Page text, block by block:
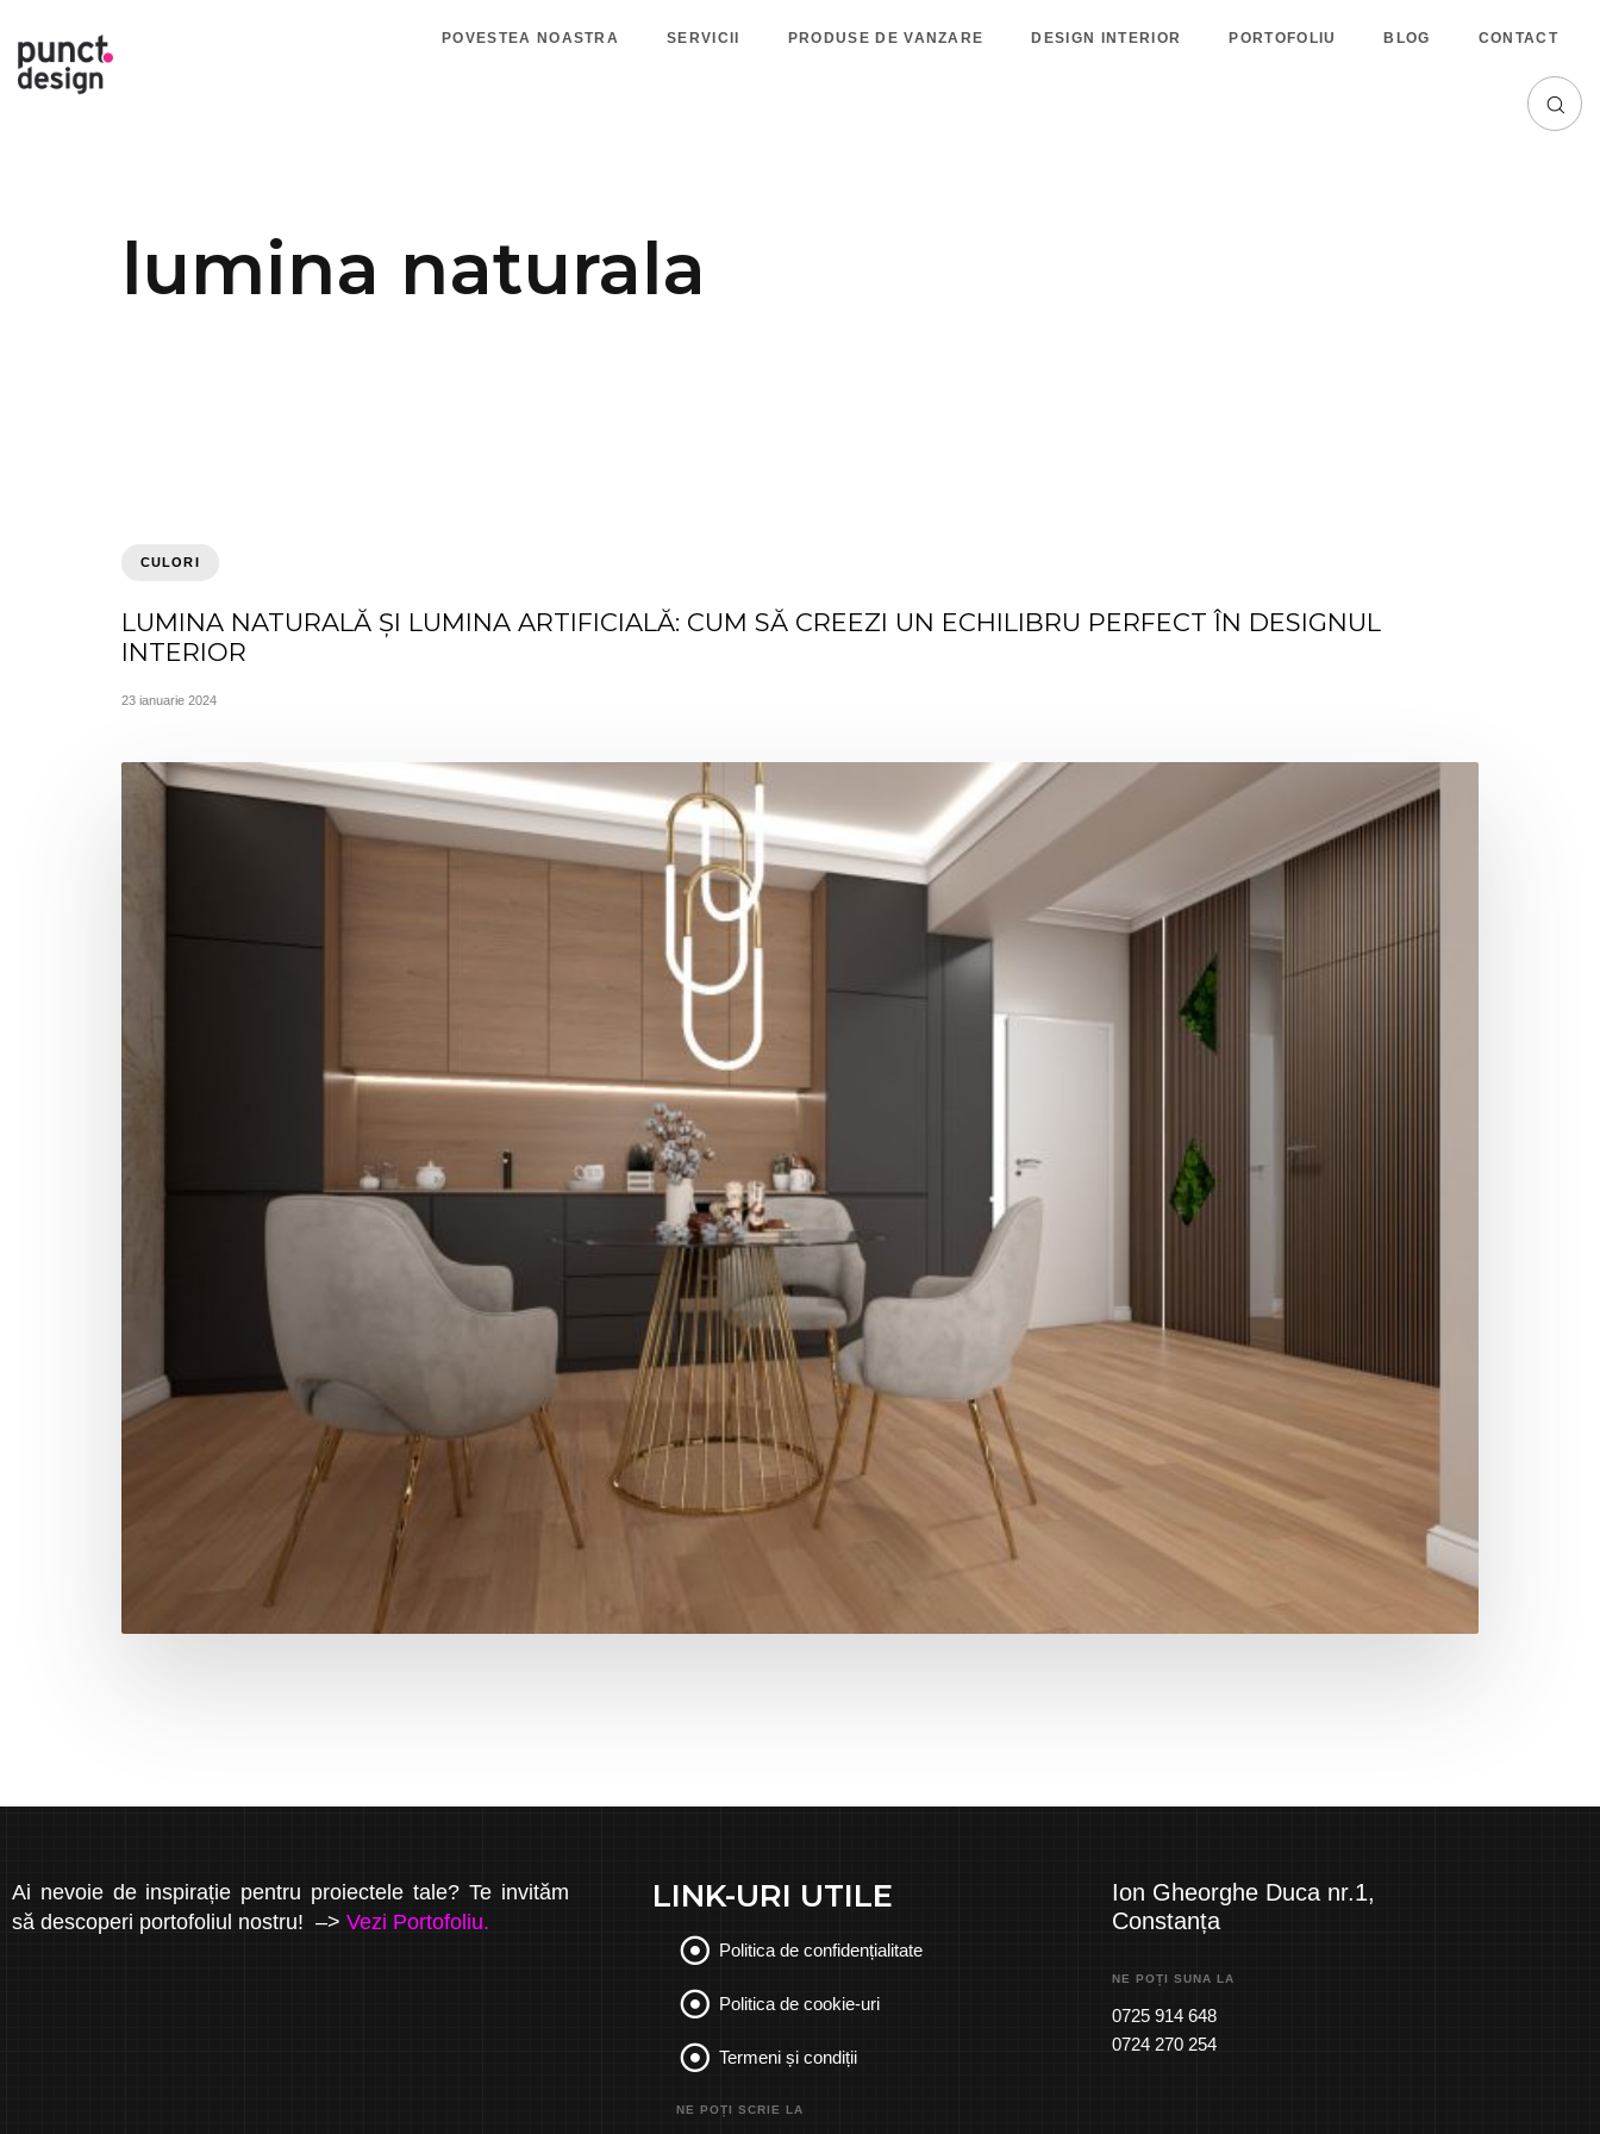
POVESTEA NOASTRA SERVICII PRODUSE DE VANZARE DESIGN INTERIOR PORTOFOLIU BLOG CONTACT
lumina naturala
CULORI
LUMINA NATURALĂ ȘI LUMINA ARTIFICIALĂ: CUM SĂ CREEZI UN ECHILIBRU PERFECT ÎN DESIGNUL
INTERIOR
23 ianuarie 2024
Ai nevoie de inspirație pentru proiectele tale? Te invităm
să descoperi portofoliul nostru! –> Vezi Portofoliu.
LINK-URI UTILE
Politica de confidențialitate
Politica de cookie-uri
Termeni și condiții
NE POȚI SCRIE LA
Ion Gheorghe Duca nr.1,
Constanța
NE POȚI SUNA LA
0725 914 648
0724 270 254